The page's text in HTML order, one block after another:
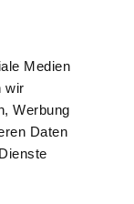
Medien
wir
Werbung
Daten
AUSBILDUNG